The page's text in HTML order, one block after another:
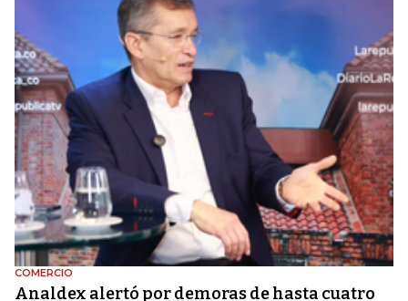
COMERCIO
Analdex alertó por demoras de hasta cuatro